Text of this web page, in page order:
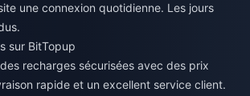
une connexion quotidienne. Les jours
sur BitTopup
recharges sécurisées avec des prix
rapide et un excellent service client.